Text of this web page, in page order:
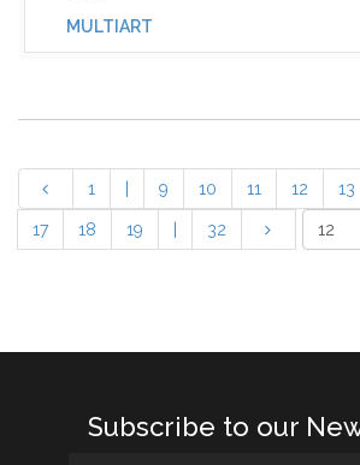
MULTIART
1 9 10 11 12 13
17 18 19 32
Subscribe to our